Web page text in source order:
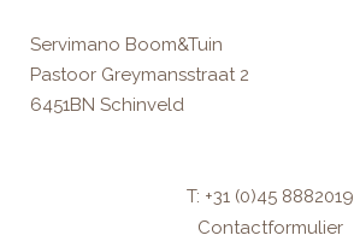
Servimano Boom&Tuin
Pastoor Greymansstraat 2
6451BN Schinveld
T: +31 (0)45 8882019
Contactformulier